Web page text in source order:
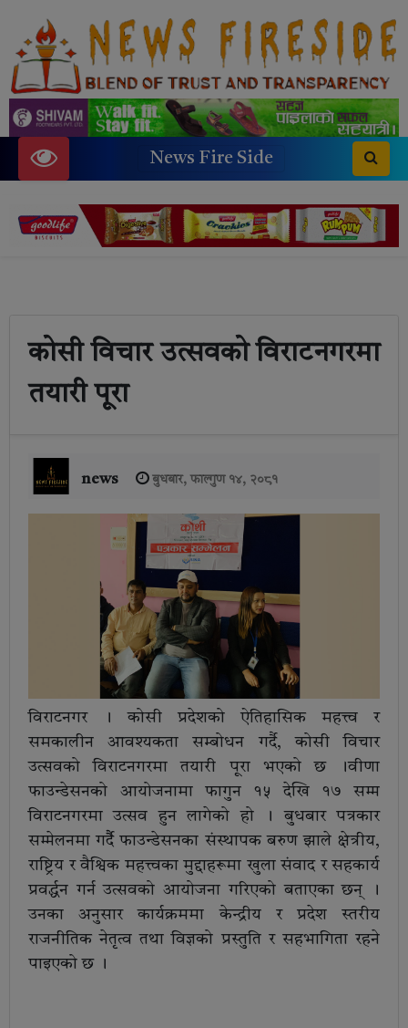
News Fire Side
कोसी विचार उत्सवको विराटनगरमा
तयारी पूरा
news बुधबार, फाल्गुण १४, २०८१
विराटनगर । कोसी प्रदेशको ऐतिहासिक महत्त्व र
समकालीन आवश्यकता सम्बोधन गर्दै, कोसी विचार
उत्सवको विराटनगरमा तयारी पूरा भएको छ ।वीणा
फाउन्डेसनको आयोजनामा फागुन १५ देखि १७ सम्म
विराटनगरमा उत्सव हुन लागेको हो । बुधबार पत्रकार
सम्मेलनमा गर्दैै फाउन्डेसनका संस्थापक बरुण झाले क्षेत्रीय,
राष्ट्रिय र वैश्विक महत्त्वका मुद्दाहरूमा खुला संवाद र सहकार्य
प्रवर्द्धन गर्न उत्सवको आयोजना गरिएको बताएका छन् ।
उनका अनुसार कार्यक्रममा केन्द्रीय र प्रदेश स्तरीय
राजनीतिक नेतृत्व तथा विज्ञको प्रस्तुति र सहभागिता रहने
पाइएको छ ।